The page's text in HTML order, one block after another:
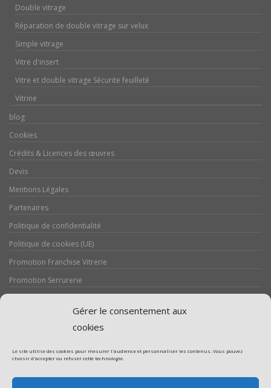
Gérer le consentement aux
cookies
Le site utilise des cookies pour mesurer l'audience et personnaliser les contenus. Vous pouvez
choisir d'accepter ou refuser cette technologie.
Double vitrage
Réparation de double vitrage sur velux
Simple vitrage
Vitre d'insert
Vitre et double vitrage Sécurite feuilleté
Vitrine
blog
Cookies
Crédits & Licences des œuvres
Devis
Mentions Légales
Partenaires
Politique de confidentialité
Politique de cookies (UE)
Promotion Franchise Vitrerie
Promotion Serrurerie